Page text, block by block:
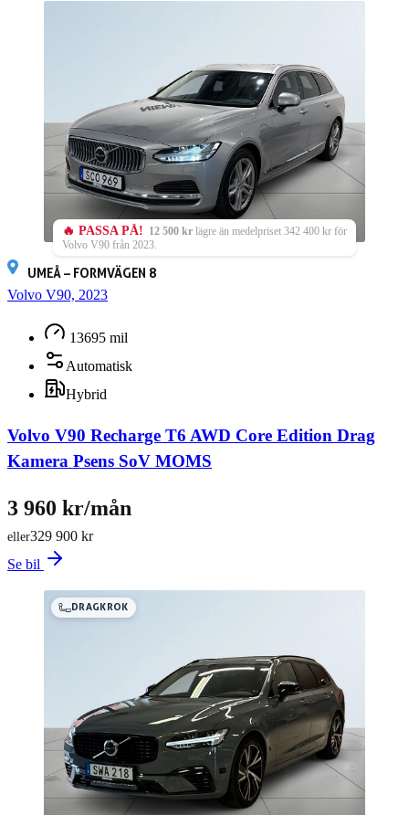
🔥 PASSA PÅ! 12 500 kr lägre än medelpriset 342 400 kr för
Volvo V90 från 2023.
UMEÅ – FORMVÄGEN 8
Volvo V90, 2023
13695 mil
Automatisk
Hybrid
Volvo V90 Recharge T6 AWD Core Edition Drag
Kamera Psens SoV MOMS
329 900 kr
eller
3 960 kr/mån
Se bil
DRAGKROK